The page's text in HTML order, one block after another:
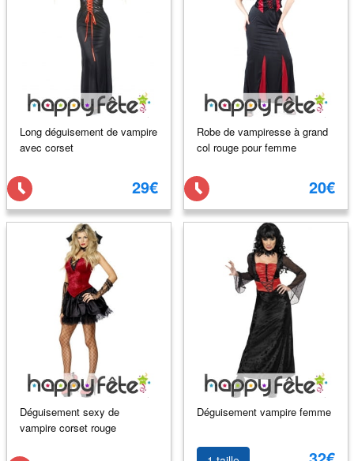
Long déguisement de vampire
avec corset
29€
Robe de vampiresse à grand
col rouge pour femme
20€
Déguisement sexy de
vampire corset rouge
Déguisement vampire femme